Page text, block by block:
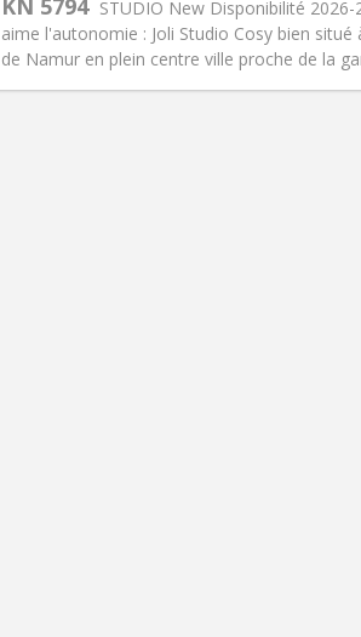
KN 5794 STUDIO New Disponibilité
aime l'autonomie : Joli Studio Cosy bien
de Namur en plein centre ville proche de la
布局
浴室:独立